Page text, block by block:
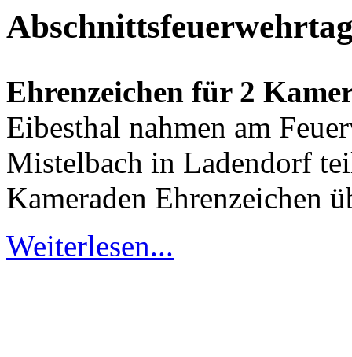
Ehrenzeichen für 2
Eibes­thal nahmen am
Mistelbach in Ladendorf
Kameraden Ehrenzeichen
Weiterlesen...